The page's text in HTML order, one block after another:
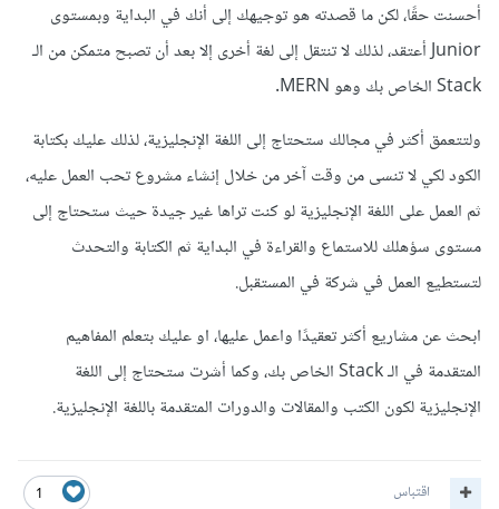
أحسنت حقًا، لكن ما قصدته هو توجيهك إلى أنك في البداية وبمستوى
Junior أعتقد، لذلك لا تنتقل إلى لغة أخرى إلا بعد أن تصبح متمكن من الـ
Stack الخاص بك وهو MERN.
ولتتعمق أكثر في مجالك ستحتاج إلى اللغة الإنجليزية، لذلك عليك بكتابة
الكود لكي لا تنسى من وقت آخر من خلال إنشاء مشروع تحب العمل عليه،
ثم العمل على اللغة الإنجليزية لو كنت تراها غير جيدة حيث ستحتاج إلى
مستوى سؤهلك للاستماع والقراءة في البداية ثم الكتابة والتحدث
لتستطيع العمل في شركة في المستقبل.
ابحث عن مشاريع أكثر تعقيدًا واعمل عليها، او عليك بتعلم المفاهيم
المتقدمة في الـ Stack الخاص بك، وكما أشرت ستحتاج إلى اللغة
الإنجليزية لكون الكتب والمقالات والدورات المتقدمة باللغة الإنجليزية.
1 اقتباس